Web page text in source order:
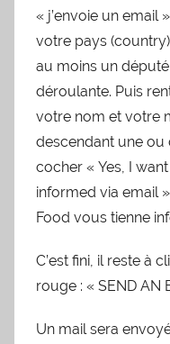
« j’envoie un email
votre pays
au moins un
déroulante. Puis
votre nom et votre
descendant une ou
cocher « Yes, I
informed via email
Food vous tienne
C’est fini, il reste à
rouge : « SEND AN
Un mail sera